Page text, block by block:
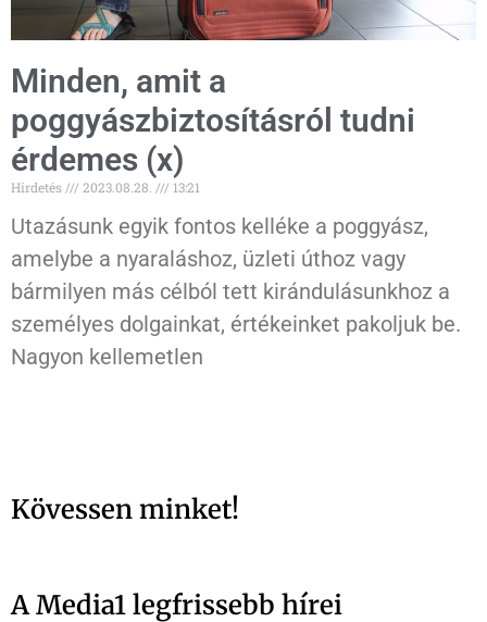
Minden, amit a
poggyászbiztosításról tudni
érdemes (x)
Hirdetés 2023.08.28. 13:21
Utazásunk egyik fontos kelléke a poggyász,
amelybe a nyaraláshoz, üzleti úthoz vagy
bármilyen más célból tett kirándulásunkhoz a
személyes dolgainkat, értékeinket pakoljuk be.
Nagyon kellemetlen
Kövessen minket!
A Media1 legfrissebb hírei